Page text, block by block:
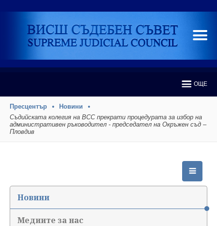
ОЩЕ
Пресцентър
Новини
Съдийската колегия на ВСС прекрати процедурата за избор на
административен ръководител - председател на Окръжен съд –
Пловдив
Новини
Медиите за нас